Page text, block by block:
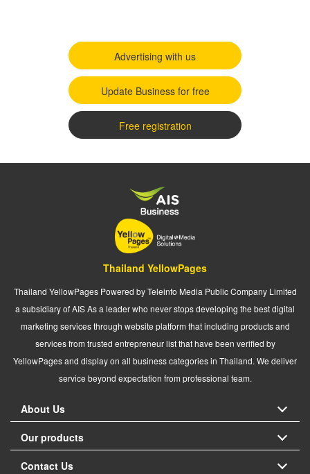
Advertising with us
Update Business for free
Free registration
Thailand YellowPages
Thailand YellowPages Powered by Teleinfo Media Public Company Limited
a subsidiary of AIS As a leader who never stops developing the best digital
marketing services through website platform that including products and
services from trusted entrepreneur list that have been verified by
YellowPages and display on all business categories in Thailand. We deliver
service beyond expectation from professional team.
About Us
Our products
Contact Us